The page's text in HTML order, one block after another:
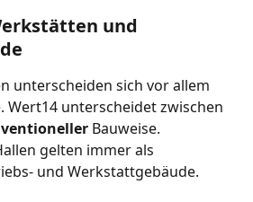
und
unterscheiden sich vor allem
Wert14 unterscheidet zwischen
Bauweise.
gelten immer als
und Werkstattgebäude.